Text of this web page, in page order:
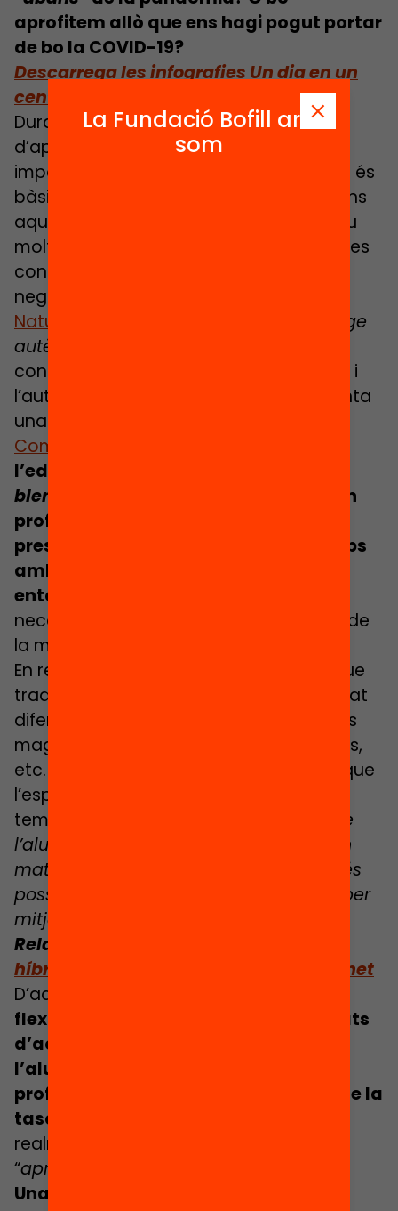
aprofitem allò que ens hagi pogut portar
de bo la COVID-19?
Descarrega les infografies Un dia en un
centre híbrid
Durant el segle XX, el concepte
d’aprenentatge ha patit canvis
importants. Avui, el concepte dominant és
bàsicament socioconstructivista. Segons
aquest concepte, l’aprenentatge es veu
molt influït pel context en què se situa i es
construeix activament per mitjà de la
negociació social amb els altres (
Nature of Learning, 2010
aprenentatge
autèntic
connexions del contacte amb els altres i
l’autonomia de l’alumnat, també fomenta
una comprensió més profunda.
Com hem vist en l’anterior article
l’educació semipresencial, híbrida o
blended learning
combina sessions on
professorat i alumnat comparteixen
presencialment el mateix espai i temps
amb sessions d’interacció i treball en
entorns virtuals
necessitats d’aprenentatge, del curs o de
la matèria a impartir.
En realitat, no és un concepte nou, ja que
tradicionalment la formació ha combinat
diferents tipus de metodologies: classes
magistrals, exercicis, tutories, pràctiques,
etc. La novetat del terme es deu al fet que
l’espai educatiu i docent s’amplia i el
temps es modifica:
no és necessari que
l’alumnat dugui a terme la tasca en un
mateix lloc i espai temporal, sinó que és
possible fer activitats d’aprenentatge per
mitjà dels espais virtuals
Relacionat:
híbrida, més enllà d’ordinadors i internet
D’aquesta manera,
flexibilitza i augmenten les possibilitats
d’activitats, de comunicació entre
l’alumnat, i entre l’alumnat i el
professorat, així com de seguiment de la
tasca dels estudiants.
realment es pot produir un veritable
“aprenentatge autèntic
Una nova organització del centre
La Fundació Bofill ara
som